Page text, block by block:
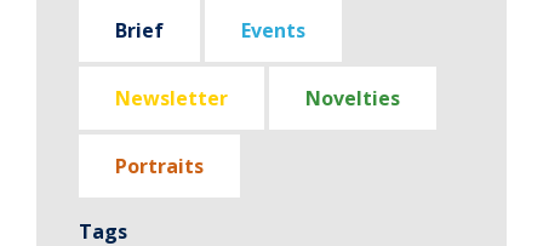
Brief Events
Newsletter Novelties
Portraits
Tags